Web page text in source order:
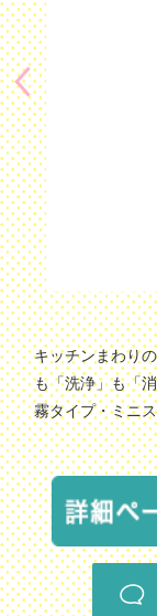
キッチンまわり
も「洗浄」も「
霧タイプ・ミニ